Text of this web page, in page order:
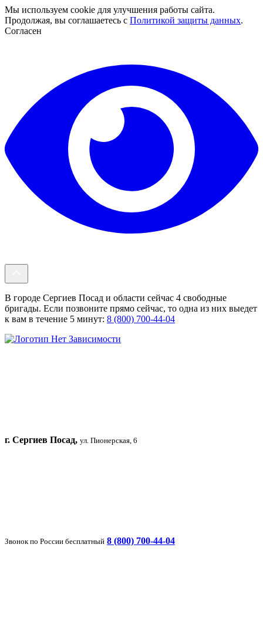
Мы используем cookie для улучшения работы сайта.
Продолжая, вы соглашаетесь с Политикой защиты данных.
Согласен
В городе Сергиев Посад и области сейчас 4 свободные
бригады. Если позвоните прямо сейчас, то одна из них выедет
к вам в течение 5 минут: 8 (800) 700-44-04
г. Сергиев Посад, ул. Пионерская, 6
Звонок по России бесплатный 8 (800) 700-44-04